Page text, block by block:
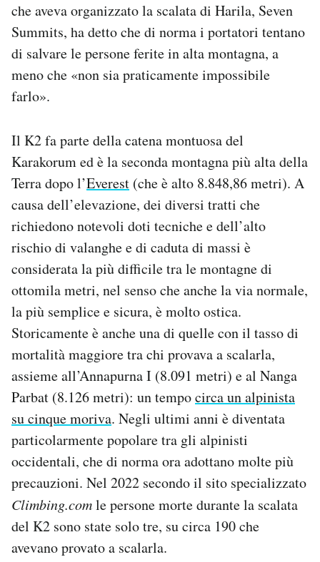
che aveva organizzato la scalata di Harila, Seven
Summits, ha detto che di norma i portatori tentano
di salvare le persone ferite in alta montagna, a
meno che «non sia praticamente impossibile
farlo».
Il K2 fa parte della catena montuosa del
Karakorum ed è la seconda montagna più alta della
Terra dopo l’Everest (che è alto 8.848,86 metri). A
causa dell’elevazione, dei diversi tratti che
richiedono notevoli doti tecniche e dell’alto
rischio di valanghe e di caduta di massi è
considerata la più difficile tra le montagne di
ottomila metri, nel senso che anche la via normale,
la più semplice e sicura, è molto ostica.
Storicamente è anche una di quelle con il tasso di
mortalità maggiore tra chi provava a scalarla,
assieme all’Annapurna I (8.091 metri) e al Nanga
Parbat (8.126 metri): un tempocirca un alpinista
su cinque moriva. Negli ultimi anni è diventata
particolarmente popolare tra gli alpinisti
occidentali, che di norma ora adottano molte più
precauzioni. Nel 2022 secondo il sito specializzato
Climbing.comle persone morte durante la scalata
del K2 sono state solo tre, su circa 190 che
avevano provato a scalarla.